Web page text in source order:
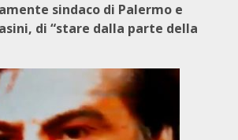
sindaco di Palermo e
di “stare dalla parte della